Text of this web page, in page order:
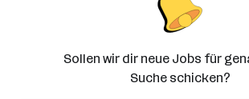
Sollen wir dir neue Jobs für
Suche schicken?